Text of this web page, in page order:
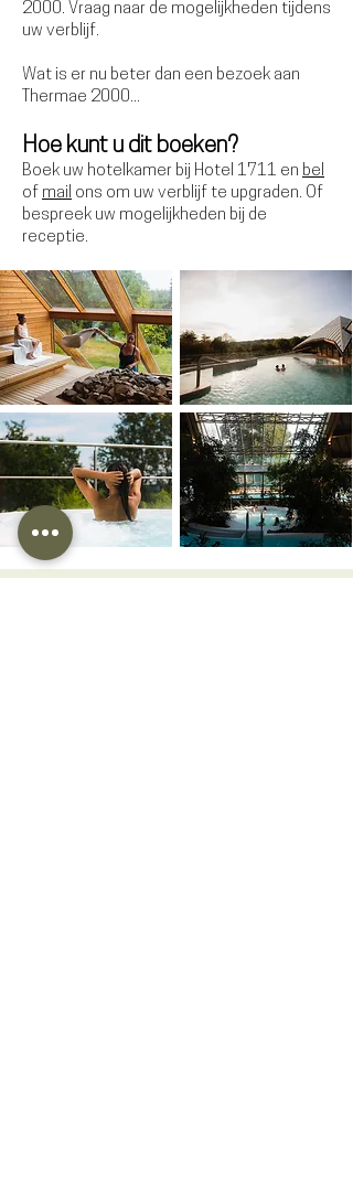
2000. Vraag naar de mogelijkheden tijdens
uw verblijf.
Wat is er nu beter dan een bezoek aan
Thermae 2000...
Hoe kunt u dit boeken?
Boek uw hotelkamer bij Hotel 1711 en bel
of mail ons om uw verblijf te upgraden. Of
bespreek uw mogelijkheden bij de
receptie.